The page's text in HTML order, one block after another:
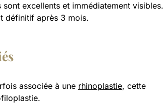
excellents et immédiatement visibles.
définitif après 3 mois.
associée à une rhinoplastie, cette